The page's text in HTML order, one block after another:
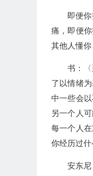
即便
痛，即便
其他人懂你
书：
了以情绪
中一些会
另一个人
每一个人
你经历过什
安东